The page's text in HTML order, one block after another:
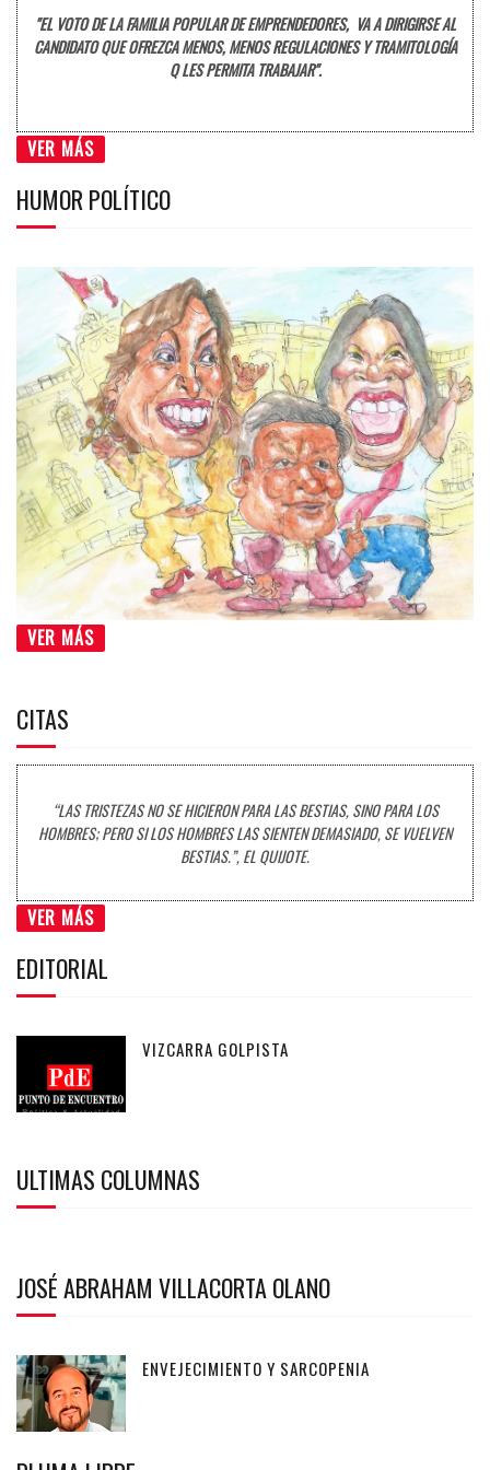
"EL VOTO DE LA FAMILIA POPULAR DE EMPRENDEDORES, VA A DIRIGIRSE AL
CANDIDATO QUE OFREZCA MENOS, MENOS REGULACIONES Y TRAMITOLOGÍA
Q LES PERMITA TRABAJAR".
VER MÁS
HUMOR POLÍTICO
VER MÁS
CITAS
“LAS TRISTEZAS NO SE HICIERON PARA LAS BESTIAS, SINO PARA LOS
HOMBRES; PERO SI LOS HOMBRES LAS SIENTEN DEMASIADO, SE VUELVEN
BESTIAS.”, EL QUIJOTE.
VER MÁS
EDITORIAL
VIZCARRA GOLPISTA
ULTIMAS COLUMNAS
JOSÉ ABRAHAM VILLACORTA OLANO
ENVEJECIMIENTO Y SARCOPENIA